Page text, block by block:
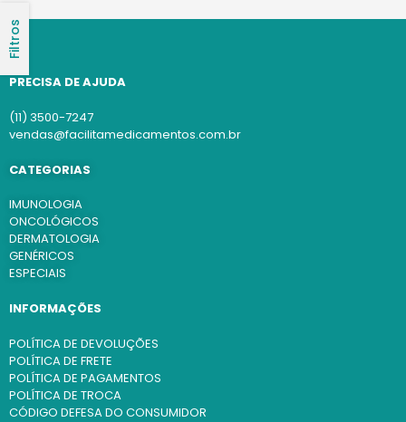
Filtros
PRECISA DE AJUDA
(11) 3500-7247
vendas@facilitamedicamentos.com.br
CATEGORIAS
IMUNOLOGIA
ONCOLÓGICOS
DERMATOLOGIA
GENÉRICOS
ESPECIAIS
INFORMAÇÕES
POLÍTICA DE DEVOLUÇÕES
POLÍTICA DE FRETE
POLÍTICA DE PAGAMENTOS
POLÍTICA DE TROCA
CÓDIGO DEFESA DO CONSUMIDOR